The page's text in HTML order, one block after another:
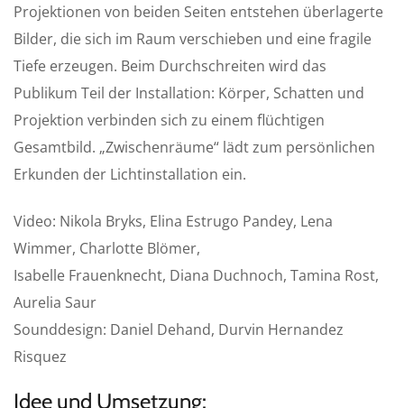
Projektionen von beiden Seiten entstehen überlagerte
Bilder, die sich im Raum verschieben und eine fragile
Tiefe erzeugen. Beim Durchschreiten wird das
Publikum Teil der Installation: Körper, Schatten und
Projektion verbinden sich zu einem flüchtigen
Gesamtbild. „Zwischenräume“ lädt zum persönlichen
Erkunden der Lichtinstallation ein.
Video: Nikola Bryks, Elina Estrugo Pandey, Lena
Wimmer, Charlotte Blömer,
Isabelle Frauenknecht, Diana Duchnoch, Tamina Rost,
Aurelia Saur
Sounddesign: Daniel Dehand, Durvin Hernandez
Risquez
Idee und Umsetzung: